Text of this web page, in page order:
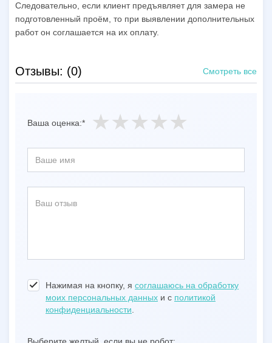
Следовательно, если клиент предъявляет для замера не
подготовленный проём, то при выявлении дополнительных
работ он соглашается на их оплату.
Отзывы: (0) Смотреть все
Ваша оценка:*
Нажимая на кнопку, я соглашаюсь на обработку
моих персональных данных и с политикой
конфиденциальности
Выберите желтый, если вы не робот: